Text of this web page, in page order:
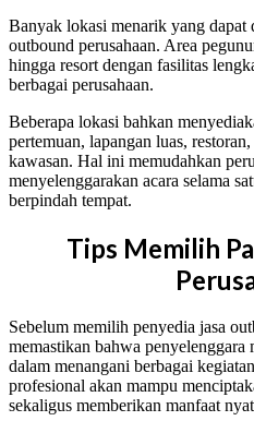
Banyak lokasi menarik yang dapat
outbound perusahaan. Area
hingga resort dengan fasilitas
berbagai perusahaan.
Beberapa lokasi bahkan
pertemuan, lapangan luas,
kawasan. Hal ini memudahkan
menyelenggarakan acara selama
berpindah tempat.
Tips Memilih
Sebelum memilih penyedia jasa
memastikan bahwa
dalam menangani berbagai
profesional akan mampu
sekaligus memberikan manfaat